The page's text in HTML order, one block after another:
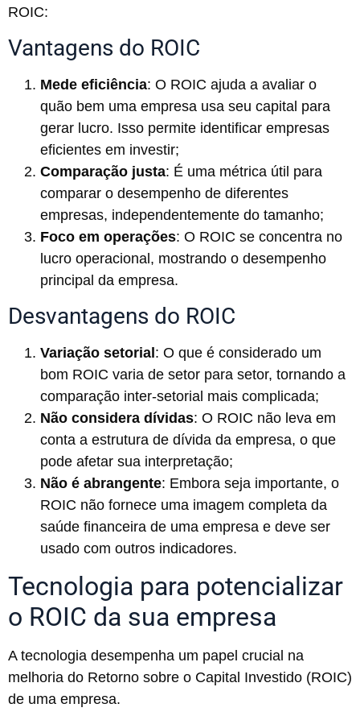
ROIC:
Vantagens do ROIC
Mede eficiência: O ROIC ajuda a avaliar o
quão bem uma empresa usa seu capital para
gerar lucro. Isso permite identificar empresas
eficientes em investir;
Comparação justa: É uma métrica útil para
comparar o desempenho de diferentes
empresas, independentemente do tamanho;
Foco em operações: O ROIC se concentra no
lucro operacional, mostrando o desempenho
principal da empresa.
Desvantagens do ROIC
Variação setorial : O que é considerado um
bom ROIC varia de setor para setor, tornando a
comparação inter-setorial mais complicada;
Não considera dívidas: O ROIC não leva em
conta a estrutura de dívida da empresa, o que
pode afetar sua interpretação;
Não é abrangente: Embora seja importante, o
ROIC não fornece uma imagem completa da
saúde financeira de uma empresa e deve ser
usado com outros indicadores.
Tecnologia para potencializar
o ROIC da sua empresa
A tecnologia desempenha um papel crucial na
melhoria do Retorno sobre o Capital Investido (ROIC)
de uma empresa.